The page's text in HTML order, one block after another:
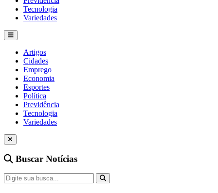
Tecnologia
Variedades
Artigos
Cidades
Emprego
Economia
Esportes
Política
Previdência
Tecnologia
Variedades
Buscar Notícias